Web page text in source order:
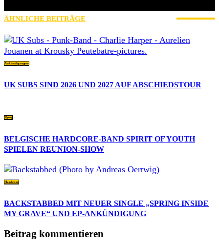
ÄHNLICHE BEITRÄGE
Ankündigungen
UK SUBS SIND 2026 UND 2027 AUF ABSCHIEDSTOUR
News
BELGISCHE HARDCORE-BAND SPIRIT OF YOUTH
SPIELEN REUNION-SHOW
Hardcore
BACKSTABBED MIT NEUER SINGLE „SPRING INSIDE
MY GRAVE“ UND EP-ANKÜNDIGUNG
Beitrag kommentieren